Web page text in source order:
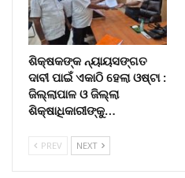
ଶିକ୍ଷକଙ୍କ ନ୍ୟାୟସଙ୍ଗତ
ଦାବୀ ପାଇଁ ଏକାଠି ହେଲା ଓଷ୍ଟା :
ଜିଲ୍ଲାପାଳ ଓ ଜିଲ୍ଲା
ଶିକ୍ଷାଧିକାରୀଙ୍କୁ…
PREV NEXT